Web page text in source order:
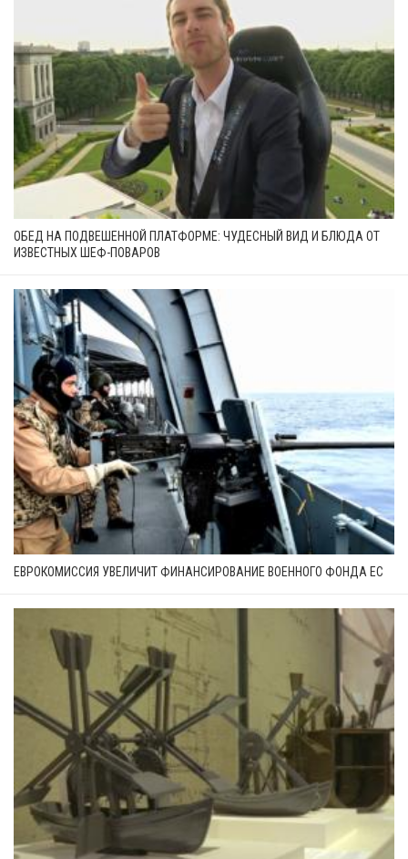
ОБЕД НА ПОДВЕШЕННОЙ ПЛАТФОРМЕ: ЧУДЕСНЫЙ ВИД И БЛЮДА ОТ
ИЗВЕСТНЫХ ШЕФ-ПОВАРОВ
ЕВРОКОМИССИЯ УВЕЛИЧИТ ФИНАНСИРОВАНИЕ ВОЕННОГО ФОНДА ЕС